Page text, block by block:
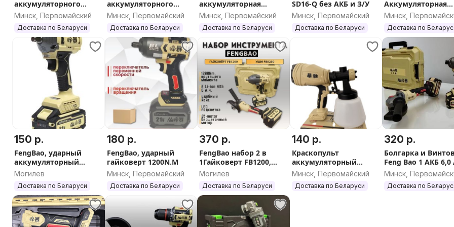
аккумуляторного
инструмента Tenyn
EX5613L 5в1
Минск, Первомайский
Доставка по Беларуси
аккумуляторного
инструмента FengBao 6
в 1,6.0 Ач, 2 З/У
Минск, Первомайский
Доставка по Беларуси
аккумуляторная
циркулярная пила в
Минск, Первомайский
Доставка по Беларуси
SD16-Q без АКБ и З/У
Минск, Первомайский
Доставка по Беларуси
Аккумуляторная
машина
Минск,
Доставка по
150 р.
FengBao, ударный
аккумуляторный
гайковерт 650, 21В, без
Могилев
Доставка по Беларуси
180 р.
FengBao, ударный
гайковерт 1200N.M
Минск, Первомайский
Доставка по Беларуси
370 р.
FengBao набор 2 в
1Гайковерт FB1200,
УШМ FB5230 6А.ч
Могилев
Доставка по Беларуси
140 р.
Краскопульт
аккумуляторный
FengBao FB-02-177
Минск, Первомайский
Доставка по Беларуси
320 р.
Болгарка и
Feng Bao 1 АКБ 6,0
АКБ 4.0 Ач
Минск,
Доставка по